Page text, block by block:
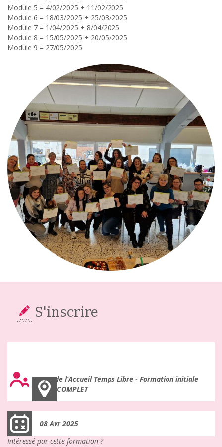
Module 5 = 4/02/2025 + 11/02/2025
Module 6 = 18/03/2025 + 25/03/2025
Module 7 = 1/04/2025 + 8/04/2025
Module 8 = 15/05/2025 + 20/05/2025
Module 9 = 27/05/2025
S'inscrire
Pro. de l’Accueil Temps Libre - Formation initiale
COMPLET
08 Avr 2025
Intéressé par cette formation ?